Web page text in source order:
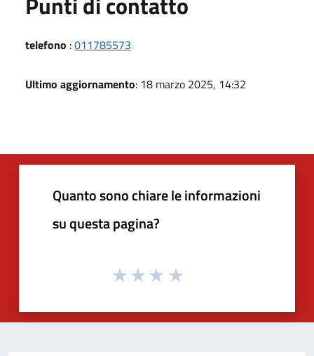
telefono :011785573
Ultimo aggiornamento: 18 marzo 2025, 14:32
Quanto sono chiare le informazioni
su questa pagina?